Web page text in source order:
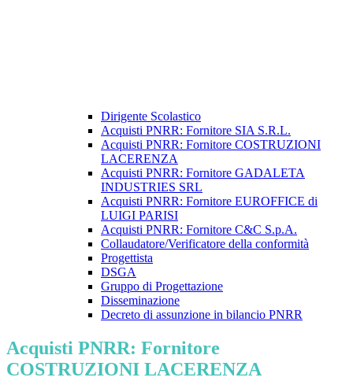
Dirigente Scolastico
Acquisti PNRR: Fornitore SIA S.R.L.
Acquisti PNRR: Fornitore COSTRUZIONI
LACERENZA
Acquisti PNRR: Fornitore GADALETA
INDUSTRIES SRL
Acquisti PNRR: Fornitore EUROFFICE di
LUIGI PARISI
Acquisti PNRR: Fornitore C&C S.p.A.
Collaudatore/Verificatore della conformità
Progettista
DSGA
Gruppo di Progettazione
Disseminazione
Decreto di assunzione in bilancio PNRR
Acquisti PNRR: Fornitore
COSTRUZIONI LACERENZA